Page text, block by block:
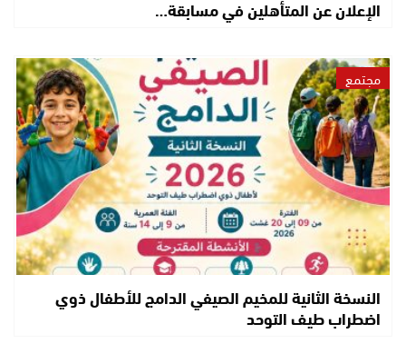
الإعلان عن المتأهلين في مسابقة…
مجتمع
النسخة الثانية للمخيم الصيفي الدامج للأطفال ذوي
اضطراب طيف التوحد